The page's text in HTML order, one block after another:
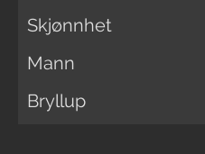
Skjønnhet
Mann
Bryllup